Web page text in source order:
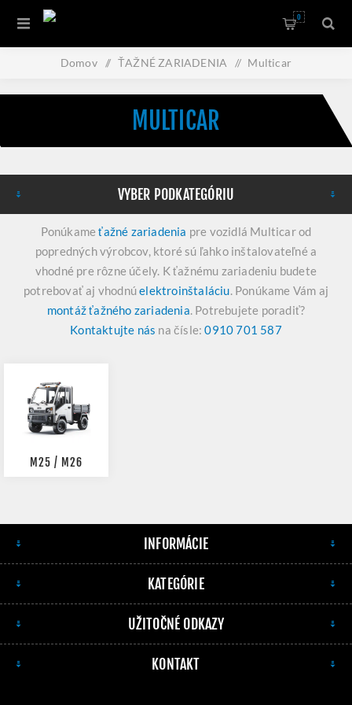
0
Domov / ŤAŽNÉ ZARIADENIA / Multicar
MULTICAR
VYBER PODKATEGÓRIU
Ponúkameťažné zariadenia pre vozidlá Multicar od
popredných výrobcov, ktoré sú ľahko inštalovateľné a
vhodné pre rôzne účely. K ťažnému zariadeniu budete
potrebovať aj vhodnúelektroinštaláciu. Ponúkame Vám aj
montáž ťažného zariadenia. Potrebujete poradiť?
Kontaktujte nás na čísle:0910 701 587
M25 / M26
INFORMÁCIE
KATEGÓRIE
UŽITOČNÉ ODKAZY
KONTAKT